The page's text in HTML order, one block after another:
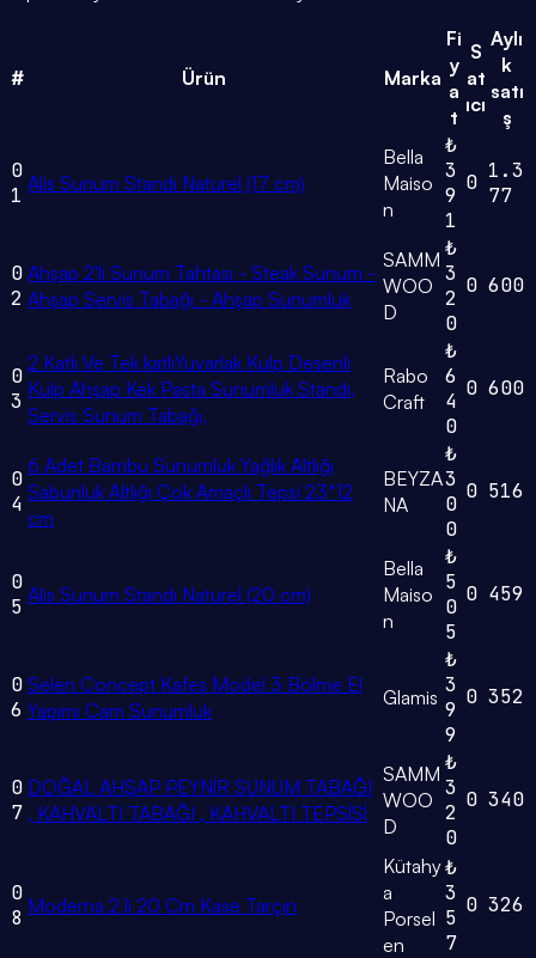
# Ürün Marka
Fi
y
a
t
S
at
ıcı
Aylı
k
satı
ş
0
1 Alis Sunum Standı Naturel (17 cm)
Bella
Maiso
n
₺
3
9
1
0 1.3
77
0
2
Ahşap 2'li Sunum Tahtası - Steak Sunum -
Ahşap Servis Tabağı - Ahşap Sunumluk
SAMM
WOO
D
₺
3
2
0
0 600
0
3
2 Katlı Ve Tek katlıYuvarlak Kulp Desenli
Kulp Ahşap Kek Pasta Sunumluk Standı,
Servis Sunum Tabağı,
Rabo
Craft
₺
6
4
0
0 600
0
4
6 Adet Bambu Sunumluk Yağlık Altlığı
Sabunluk Altlığı Çok Amaçlı Tepsi 23*12
cm
BEYZA
NA
₺
3
0
0
0 516
0
5 Alis Sunum Standı Naturel (20 cm)
Bella
Maiso
n
₺
5
0
5
0 459
0
6
Selen Concept Kafes Model 3 Bölme El
Yapımı Cam Sunumluk
Glamis
₺
3
9
9
0 352
0
7
DOĞAL AHŞAP PEYNİR SUNUM TABAĞI
, KAHVALTI TABAĞI , KAHVALTI TEPSİSİ
SAMM
WOO
D
₺
3
2
0
0 340
0
8 Moderna 2 li 20 Cm Kase Tarçın
Kütahy
a
Porsel
en
₺
3
5
7
0 326